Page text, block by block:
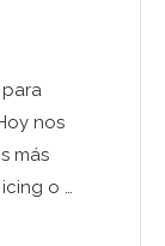
para
nos
más
o …